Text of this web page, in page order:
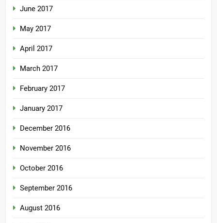
June 2017
May 2017
April 2017
March 2017
February 2017
January 2017
December 2016
November 2016
October 2016
September 2016
August 2016